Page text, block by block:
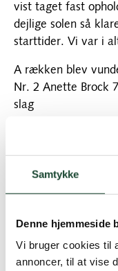
Samtykke
Denne hjemmeside
Vi bruger cookies til
annoncer, til at vise
vist taget fast
dejlige solen så
starttider. Vi var i
A rækken blev
Nr. 2 Anette Brock
slag
slag. Nr. 2 Lis
med 80 slag***
C-rækken blev
Berit Bygge Friis
2 Annelise Poulsen
*** betyder laveste